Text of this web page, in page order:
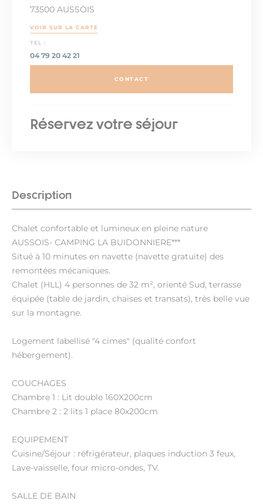
Description
Chalet confortable et lumineux en pleine nature
AUSSOIS- CAMPING LA BUIDONNIERE***
Situé à 10 minutes en navette (navette gratuite) des
remontées mécaniques.
Chalet (HLL) 4 personnes de 32 m², orienté Sud, terrasse
équipée (table de jardin, chaises et transats), très belle vue
sur la montagne.
Logement labellisé "4 cimes" (qualité confort
hébergement).
COUCHAGES
Chambre 1 : Lit double 160X200cm
Chambre 2 : 2 lits 1 place 80x200cm
EQUIPEMENT
Cuisine/Séjour : réfrigérateur, plaques induction 3 feux,
Lave-vaisselle, four micro-ondes, TV.
SALLE DE BAIN
73500 AUSSOIS
VOIR SUR LA CARTE
TEL :
04 79 20 42 21
CONTACT
Réservez votre séjour